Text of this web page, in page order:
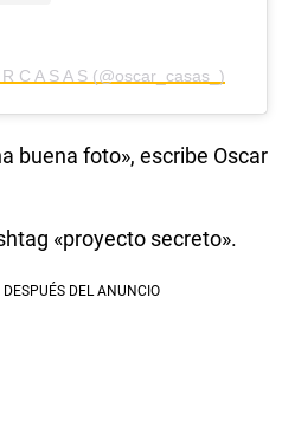
C A S A S (@oscar_casas_)
buena foto», escribe Oscar
«proyecto secreto».